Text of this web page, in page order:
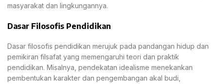
masyarakat dan lingkungannya.
Dasar Filosofis Pendidikan
Dasar filosofis pendidikan merujuk pada pandangan hidup dan
pemikiran filsafat yang memengaruhi teori dan praktik
pendidikan. Misalnya, pendekatan idealisme menekankan
pembentukan karakter dan pengembangan akal budi,